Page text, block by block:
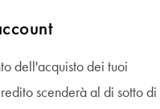
dell'acquisto dei tuoi
scenderà al di sotto di